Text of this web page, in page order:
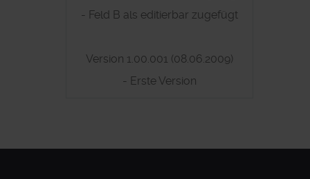
- Feld B als editierbar zugefügt
Version 1.00.001 (08.06.2009)
- Erste Version